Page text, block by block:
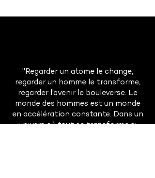
"Regarder un atome le change,
regarder un homme le transforme,
regarder l'avenir le bouleverse. Le
monde des hommes est un monde
en accélération constante. Dans un
univers où tout se transforme si